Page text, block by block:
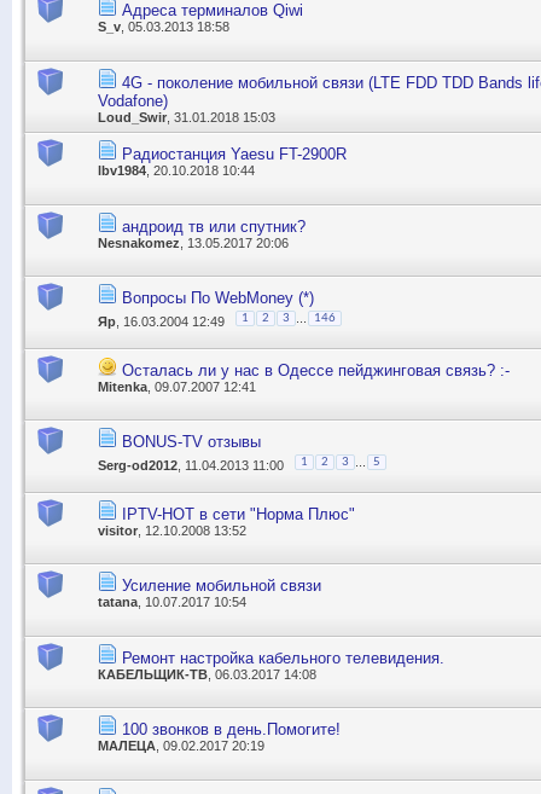
Адреса терминалов Qiwi
S_v , 05.03.2013 18:58
4G - поколение мобильной связи (LTE FDD TDD Bands
Vodafone)
Loud_Swir , 31.01.2018 15:03
Радиостанция Yaesu FT-2900R
lbv1984 , 20.10.2018 10:44
андроид тв или спутник?
Nesnakomez , 13.05.2017 20:06
Вопросы По WebMoney (*)
Яр , 16.03.2004 12:49 1 2 3 146
Осталась ли у нас в Одессе пейджинговая связь? :-
Mitenka , 09.07.2007 12:41
BONUS-TV отзывы
Serg-od2012 , 11.04.2013 11:00 1 2 3 5
IPTV-HOT в сети "Норма Плюс"
visitor , 12.10.2008 13:52
Усиление мобильной связи
tatana , 10.07.2017 10:54
Ремонт настройка кабельного телевидения.
КАБЕЛЬЩИК-ТВ , 06.03.2017 14:08
100 звонков в день.Помогите!
МАЛЕЦА , 09.02.2017 20:19